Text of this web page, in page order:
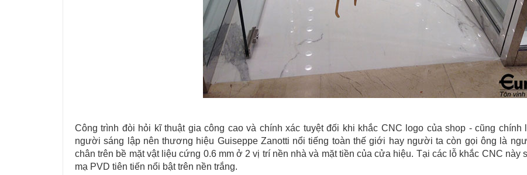
Công trình đòi hỏi kĩ thuật gia công cao và chính xác tuyệt đối khi khắc CNC logo của shop - cũng
người sáng lập nên thương hiệu Guiseppe Zanotti nổi tiếng toàn thế giới hay người ta còn gọi ông là
chân trên bề mặt vật liệu cứng 0.6 mm ở 2 vị trí nền nhà và mặt tiền của cửa hiệu. Tại các lỗ khắc CNC
mạ PVD tiên tiến nổi bật trên nền trắng.